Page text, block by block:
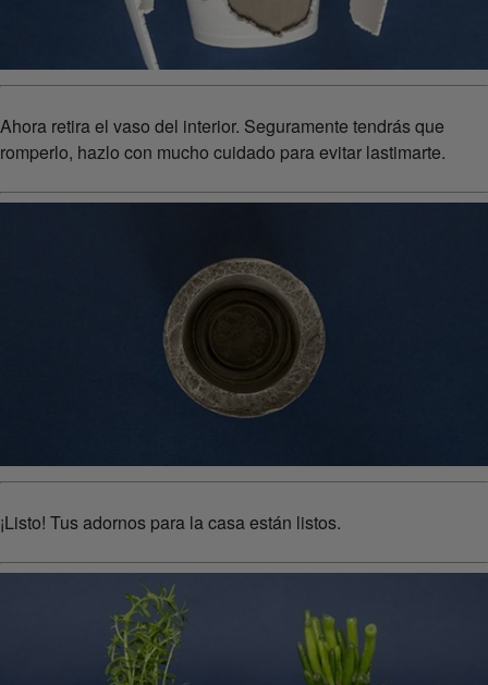
Ahora retira el vaso del interior. Seguramente tendrás que
romperlo, hazlo con mucho cuidado para evitar lastimarte.
¡Listo! Tus adornos para la casa están listos.